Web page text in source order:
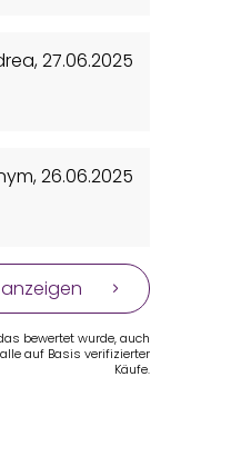
,27.06.2025
,26.06.2025
bewertet wurde, auch
auf Basis verifizierter
Käufe.